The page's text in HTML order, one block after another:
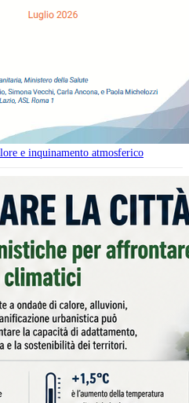
e inquinamento atmosferico